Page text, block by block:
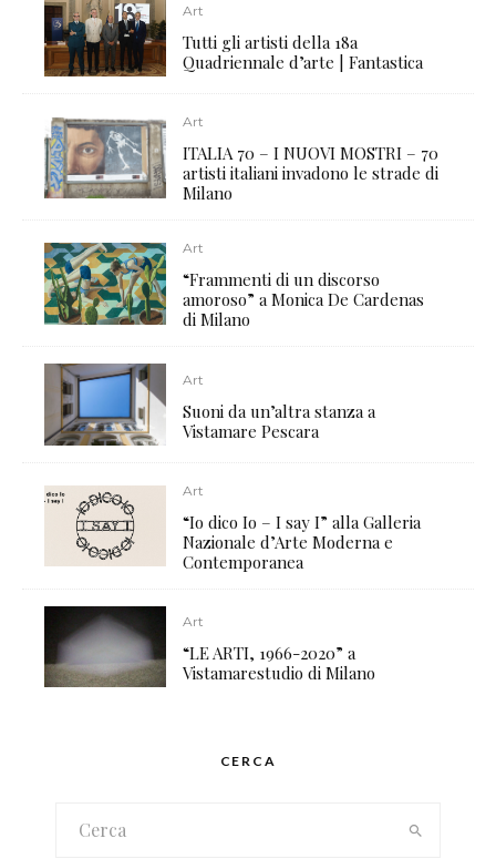
Art
Tutti gli artisti della 18a
Quadriennale d’arte | Fantastica
Art
ITALIA 70 – I NUOVI MOSTRI – 70
artisti italiani invadono le strade di
Milano
Art
“Frammenti di un discorso
amoroso” a Monica De Cardenas
di Milano
Art
Suoni da un’altra stanza a
Vistamare Pescara
Art
“Io dico Io – I say I” alla Galleria
Nazionale d’Arte Moderna e
Contemporanea
Art
“LE ARTI, 1966-2020” a
Vistamarestudio di Milano
CERCA